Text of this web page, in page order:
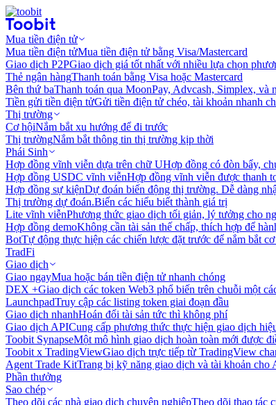
Mua tiền điện tử
Mua tiền điện tửMua tiền điện tử bằng Visa/Mastercard
Giao dịch P2PGiao dịch giá tốt nhất với nhiều lựa chọn
Thẻ ngân hàngThanh toán bằng Visa hoặc Mastercard
Bên thứ baThanh toán qua MoonPay, Advcash, Simplex, và
Tiền gửi tiền điện tửGửi tiền điện tử chéo, tài khoản nhanh
Thị trường
Cơ hộiNắm bắt xu hướng để đi trước
Thị trườngNắm bắt thông tin thị trường kịp thời
Phái Sinh
Hợp đồng vĩnh viễn dựa trên chữ UHợp đồng có đòn bẩy,
Hợp đồng USDC vĩnh viễnHợp đồng vĩnh viễn được thanh
Hợp đồng sự kiệnDự đoán biến động thị trường. Dễ dàng
Thị trường dự đoán.Biến các hiểu biết thành giá trị
Lite vĩnh viễnPhương thức giao dịch tối giản, lý tưởng cho
Hợp đồng demoKhông cần tài sản thế chấp, thích hợp để
BotTự động thực hiện các chiến lược đặt trước để nắm bắt
TradFi
Giao dịch
Giao ngayMua hoặc bán tiền điện tử nhanh chóng
DEX +Giao dịch các token Web3 phổ biến trên chuỗi một
LaunchpadTruy cập các listing token giai đoạn đầu
Giao dịch nhanhHoán đổi tài sản tức thì không phí
Giao dịch APICung cấp phương thức thực hiện giao dịch
Toobit SynapseMột mô hình giao dịch hoàn toàn mới được
Toobit x TradingViewGiao dịch trực tiếp từ TradingView
Agent Trade KitTrang bị kỹ năng giao dịch và tài khoản cho
Phần thưởng
Sao chép
Theo dõi các nhà giao dịch chuyên nghiệpTheo dõi thao tác